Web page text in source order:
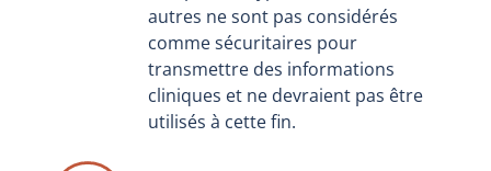
autres ne sont pas considérés
comme sécuritaires pour
transmettre des informations
cliniques et ne devraient pas être
utilisés à cette fin.